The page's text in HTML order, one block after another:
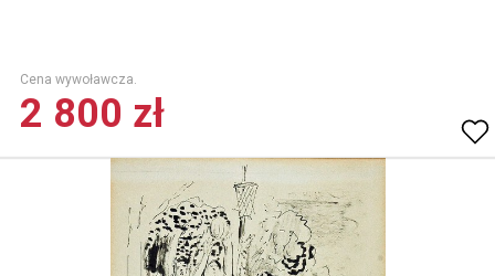
Cena wywoławcza.
2 800 zł